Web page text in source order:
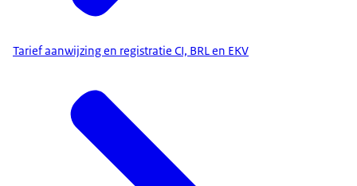
Tarief aanwijzing en registratie CI, BRL en EKV